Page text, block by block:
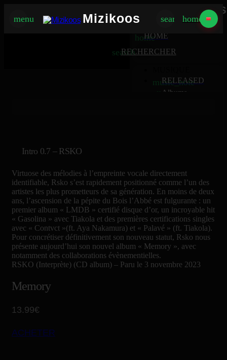
Mizikoos
MIZIKOOS
homeHOME
search
RECHERCHER
music_note
RELEASED
album
Albums
menu Mizikoos searchhome
Intro 0.7 – RSKO
Virtuose des mélodies à l’empreinte vocale directement
identifiable, Rsko s’est rapidement positionné comme l’un des
artistes les plus prometteurs de sa génération. En moins de deux
ans, l’ascension de la pépite du Bois l’Abbé est fulgurante : un
premier album « LMDB » certifié disque d’or, un incroyable hit
« Gasolina » avec Tiakola et des premières certifications singles
avec « Contvct »(ft. Aya Nakamura) et « Palavé » (ft. Tiakola).
Pour concrétiser définitivement son nouveau statut, Rsko nous
présente aujourd’hui son nouvel album « Memory », avec
notamment des collaborations évènementielles.
RSKO (Interprète) (CD album) – Paru le 3 novembre 2023
Memory
13.99€
ACHETER